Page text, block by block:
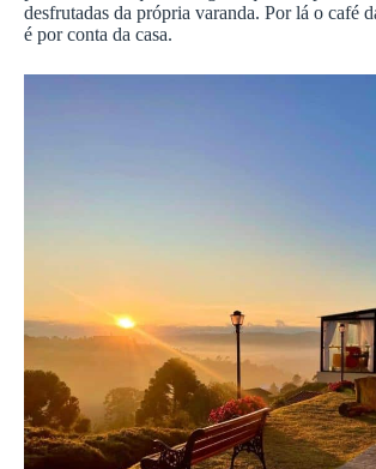
desfrutadas da própria varanda. Por lá o café
é por conta da casa.